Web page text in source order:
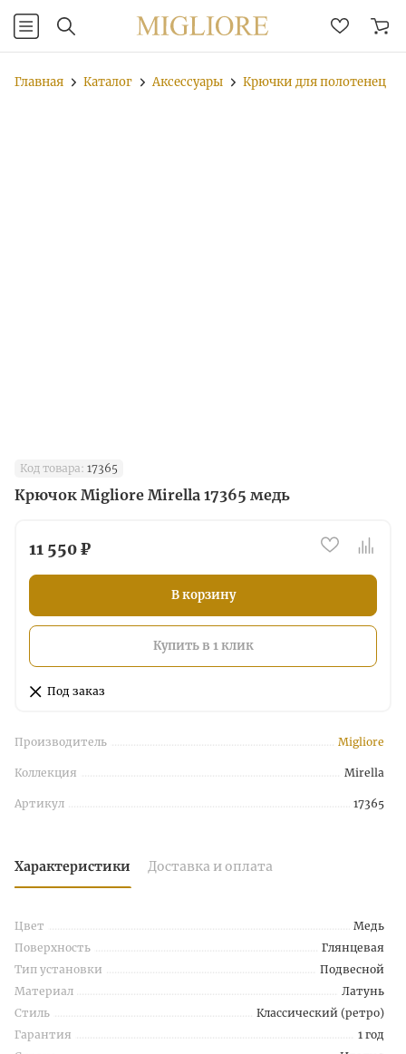
Главная Каталог Аксессуары Крючки для полотенец
Код товара: 17365
Крючок Migliore Mirella 17365 медь
11 550 ₽
В корзину
Купить в 1 клик
Под заказ
Производитель Migliore
Коллекция Mirella
Артикул 17365
Характеристики Доставка и оплата
Цвет
Медь
Поверхность
Глянцевая
Тип установки
Подвесной
Материал
Латунь
Стиль
Классический (ретро)
Гарантия
1 год